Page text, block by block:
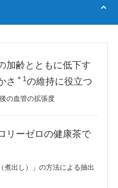
加齢とともに低下す
さ ＊1 の維持に役立つ
の血管の拡張度
リーゼロの健康茶で
煮出し）」の方法による抽出